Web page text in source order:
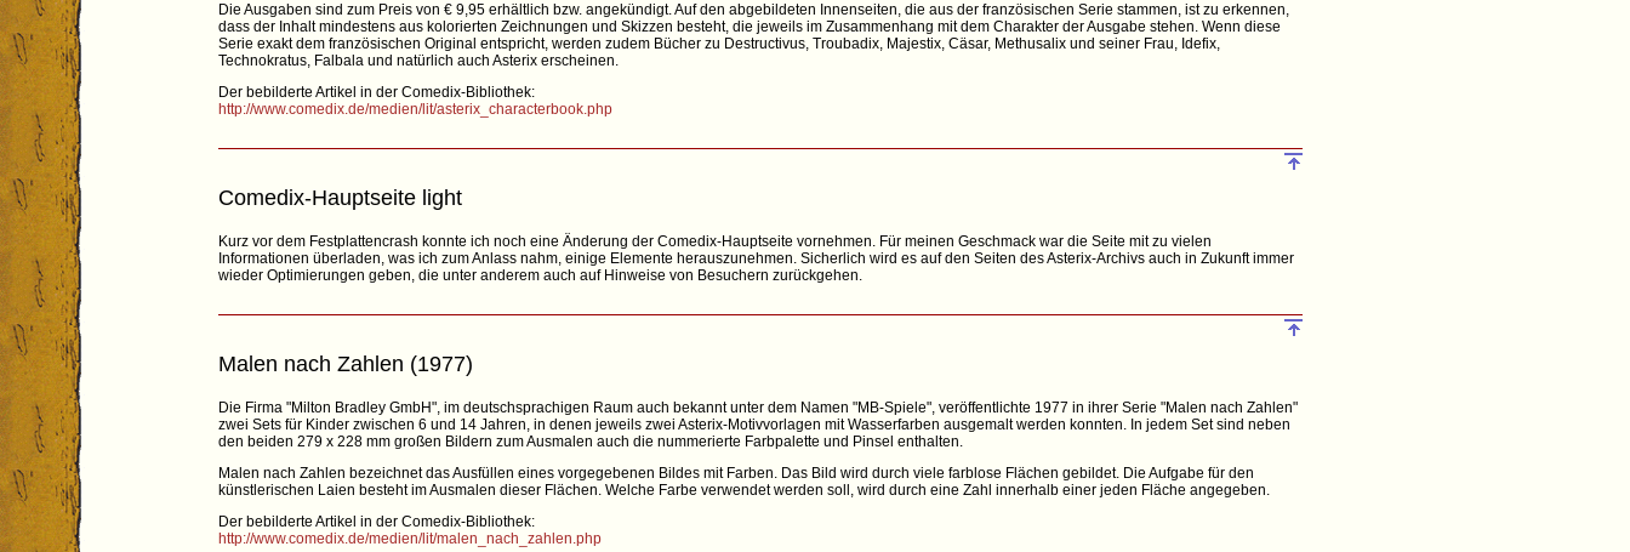
Die Ausgaben sind zum Preis von € 9,95 erhältlich bzw. angekündigt. Auf den abgebildeten Innenseiten, die aus der französischen Serie stammen, ist zu erkennen,
dass der Inhalt mindestens aus kolorierten Zeichnungen und Skizzen besteht, die jeweils im Zusammenhang mit dem Charakter der Ausgabe stehen. Wenn diese
Serie exakt dem französischen Original entspricht, werden zudem Bücher zu Destructivus, Troubadix, Majestix, Cäsar, Methusalix und seiner Frau, Idefix,
Technokratus, Falbala und natürlich auch Asterix erscheinen.
Der bebilderte Artikel in der Comedix-Bibliothek:
http://www.comedix.de/medien/lit/asterix_characterbook.php
Comedix-Hauptseite light
Kurz vor dem Festplattencrash konnte ich noch eine Änderung der Comedix-Hauptseite vornehmen. Für meinen Geschmack war die Seite mit zu vielen
Informationen überladen, was ich zum Anlass nahm, einige Elemente herauszunehmen. Sicherlich wird es auf den Seiten des Asterix-Archivs auch in Zukunft immer
wieder Optimierungen geben, die unter anderem auch auf Hinweise von Besuchern zurückgehen.
Malen nach Zahlen (1977)
Die Firma "Milton Bradley GmbH", im deutschsprachigen Raum auch bekannt unter dem Namen "MB-Spiele", veröffentlichte 1977 in ihrer Serie "Malen nach Zahlen"
zwei Sets für Kinder zwischen 6 und 14 Jahren, in denen jeweils zwei Asterix-Motivvorlagen mit Wasserfarben ausgemalt werden konnten. In jedem Set sind neben
den beiden 279 x 228 mm großen Bildern zum Ausmalen auch die nummerierte Farbpalette und Pinsel enthalten.
Malen nach Zahlen bezeichnet das Ausfüllen eines vorgegebenen Bildes mit Farben. Das Bild wird durch viele farblose Flächen gebildet. Die Aufgabe für den
künstlerischen Laien besteht im Ausmalen dieser Flächen. Welche Farbe verwendet werden soll, wird durch eine Zahl innerhalb einer jeden Fläche angegeben.
Der bebilderte Artikel in der Comedix-Bibliothek:
http://www.comedix.de/medien/lit/malen_nach_zahlen.php